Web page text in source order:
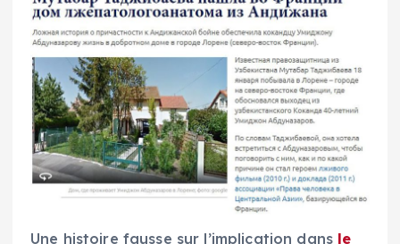
Une histoire fausse sur l’implication dans le